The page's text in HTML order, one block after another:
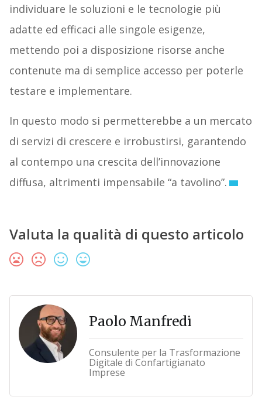
individuare le soluzioni e le tecnologie più
adatte ed efficaci alle singole esigenze,
mettendo poi a disposizione risorse anche
contenute ma di semplice accesso per poterle
testare e implementare.
In questo modo si permetterebbe a un mercato
di servizi di crescere e irrobustirsi, garantendo
al contempo una crescita dell’innovazione
diffusa, altrimenti impensabile “a tavolino”.
Valuta la qualità di questo articolo
Paolo Manfredi
Consulente per la Trasformazione
Digitale di Confartigianato
Imprese